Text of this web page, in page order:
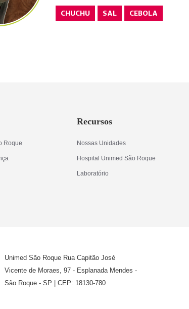
CHUCHU SAL CEBOLA
Roque
Recursos
Nossas Unidades
Hospital Unimed São Roque
Laboratório
Unimed São Roque Rua Capitão José
Vicente de Moraes, 97 - Esplanada Mendes -
São Roque - SP | CEP: 18130-780